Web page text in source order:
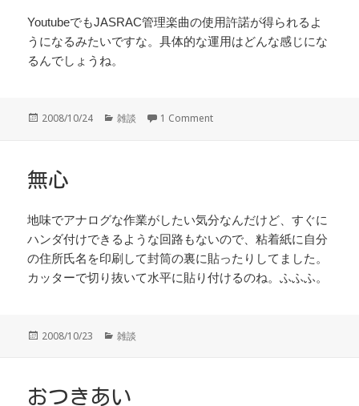
YoutubeでもJASRAC管理楽曲の使用許諾が得られるよ
うになるみたいですな。具体的な運用はどんな感じにな
るんでしょうね。
投
2008/10/24
カ
雑談 1 Comment
無心
地味でアナログな作業がしたい気分なんだけど、すぐに
ハンダ付けできるような回路もないので、粘着紙に自分
の住所氏名を印刷して封筒の裏に貼ったりしてました。
カッターで切り抜いて水平に貼り付けるのね。ふふふ。
投
2008/10/23
カ
ー
雑談
おつきあい